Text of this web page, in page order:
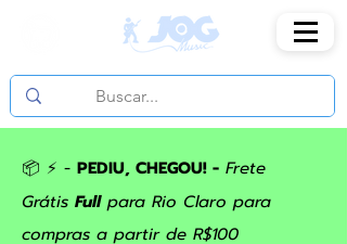
📦 ⚡ - PEDIU, CHEGOU! - Frete
Grátis Fullpara Rio Claro para
compras a partir de R$100